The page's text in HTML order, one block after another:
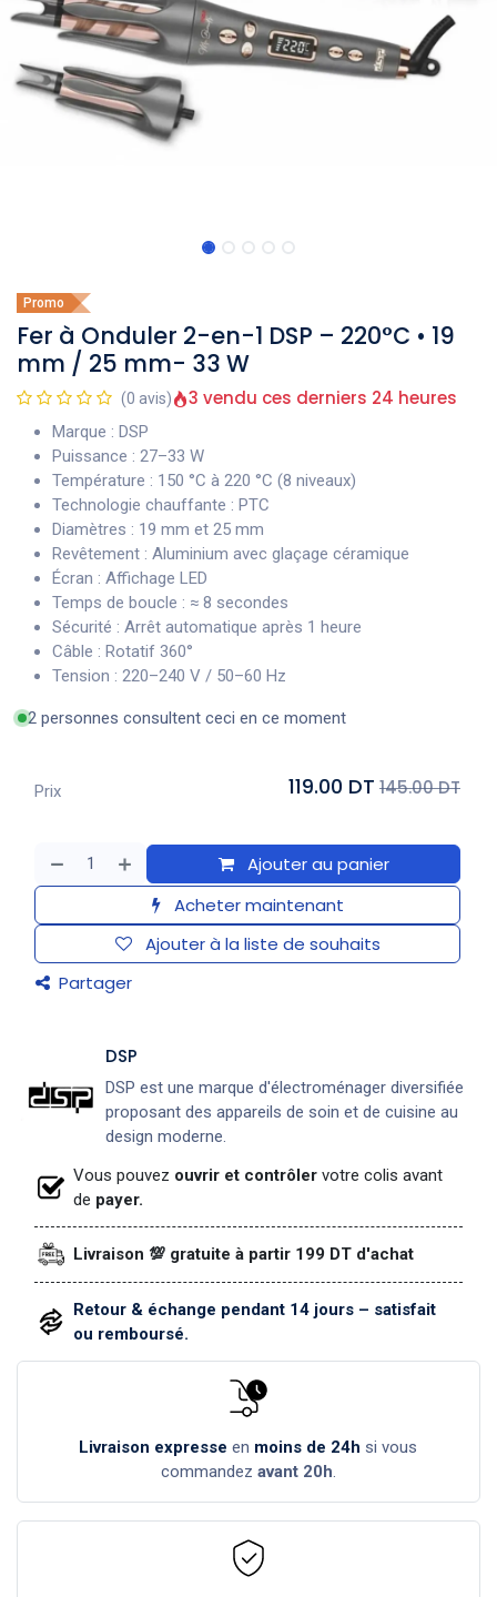
Promo
Fer à Onduler 2-en-1 DSP – 220°C • 19
mm / 25 mm- 33 W
(0 avis) 3 vendu ces derniers 24 heures
Marque : DSP
Puissance : 27–33 W
Température : 150 °C à 220 °C (8 niveaux)
Technologie chauffante : PTC
Diamètres : 19 mm et 25 mm
Revêtement : Aluminium avec glaçage céramique
Écran : Affichage LED
Temps de boucle : ≈ 8 secondes
Sécurité : Arrêt automatique après 1 heure
Câble : Rotatif 360°
Tension : 220–240 V / 50–60 Hz
2 personnes consultent ceci en ce moment
Ajouter au panier
Acheter maintenant
Ajouter à la liste de souhaits
Partager
Prix 119.00 DT 145.00 DT
DSP
DSP est une marque d'électroménager diversifiée
proposant des appareils de soin et de cuisine au
design moderne.
Vous pouvez ouvrir et contrôler votre colis avant
de payer.
Livraison 💯 gratuite à partir 199 DT d'achat
Retour & échange pendant 14 jours – satisfait
ou remboursé.
Livraison expresse en moins de 24h si vous
commandez avant 20h.